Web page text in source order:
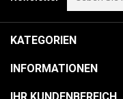
KATEGORIEN
INFORMATIONEN